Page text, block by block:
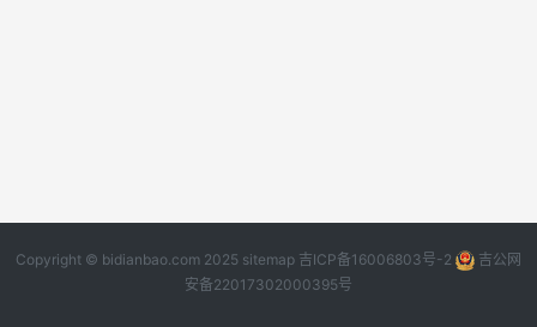
Copyright © bidianbao.com 2025 sitemap 吉ICP备16006803号-2
吉公网
安备22017302000395号